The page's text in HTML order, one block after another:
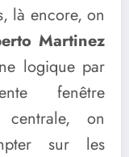
là encore, on
Martinez
logique par
fenêtre
centrale, on
sur les